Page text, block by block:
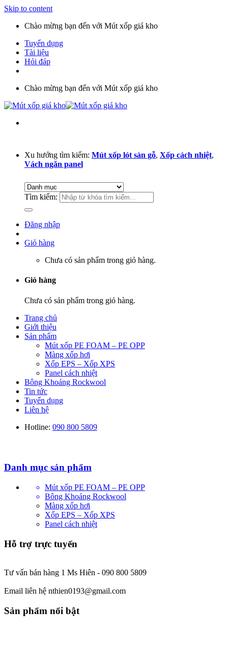
Skip to content
Chào mừng bạn đến với Mút xốp giá kho
Tuyển dụng
Tài liệu
Hỏi đáp
Chào mừng bạn đến với Mút xốp giá kho
Xu hướng tìm kiếm: Mút xốp lót sàn gỗ, Xốp cách nhiệt,
Vách ngăn panel
Tìm kiếm:
Đăng nhập
Giỏ hàng
Chưa có sản phẩm trong giỏ hàng.
Giỏ hàng
Chưa có sản phẩm trong giỏ hàng.
Trang chủ
Giới thiệu
Sản phẩm
Mút xốp PE FOAM – PE OPP
Màng xốp hơi
Xốp EPS – Xốp XPS
Panel cách nhiệt
Bông Khoáng Rockwool
Tin tức
Tuyển dụng
Liên hệ
Hotline: 090 800 5809
Danh mục sản phẩm
Mút xốp PE FOAM – PE OPP
Bông Khoáng Rockwool
Màng xốp hơi
Xốp EPS – Xốp XPS
Panel cách nhiệt
Hỗ trợ trực tuyến
Tư vấn bán hàng 1 Ms Hiên - 090 800 5809
Email liên hệ nthien0193@gmail.com
Sản phẩm nổi bật